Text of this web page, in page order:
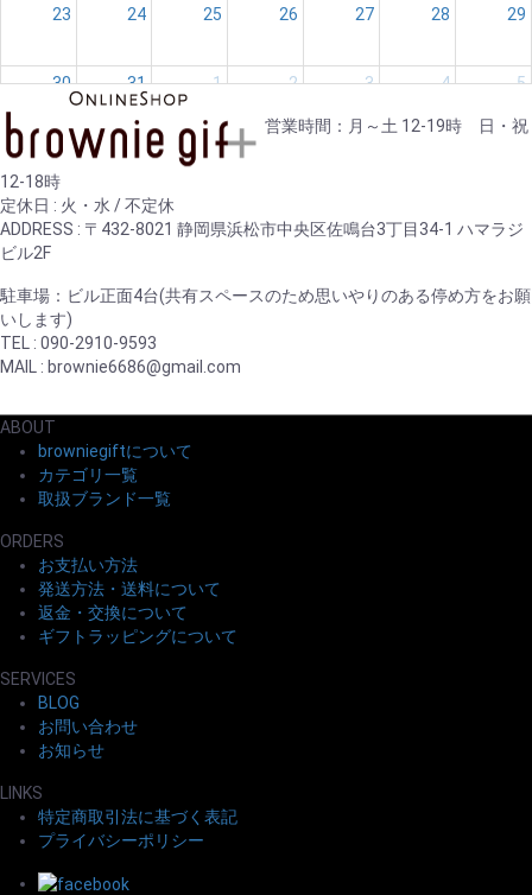
23 24 25 26 27 28 29
30 31 1 2 3 4 5
営業時間：月～土 12-19時 日・祝
12-18時
定休日 : 火・水 / 不定休
ADDRESS : 〒432-8021 静岡県浜松市中央区佐鳴台3丁目34-1 ハマラジ
ビル2F
駐車場：ビル正面4台(共有スペースのため思いやりのある停め方をお願
いします)
TEL : 090-2910-9593
MAIL : brownie6686@gmail.com
ABOUT
browniegiftについて
カテゴリ一覧
取扱ブランド一覧
ORDERS
お支払い方法
発送方法・送料について
返金・交換について
ギフトラッピングについて
SERVICES
BLOG
お問い合わせ
お知らせ
LINKS
特定商取引法に基づく表記
プライバシーポリシー